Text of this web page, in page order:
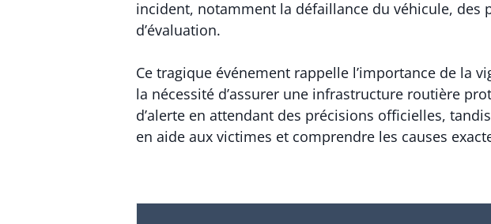
incident, notamment la défaillance du véhicule, des
d’évaluation.
Ce tragique événement rappelle l’importance de la
la nécessité d’assurer une infrastructure routière
d’alerte en attendant des précisions officielles,
en aide aux victimes et comprendre les causes